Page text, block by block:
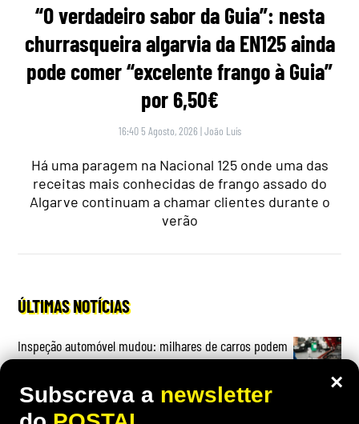
“O verdadeiro sabor da Guia”: nesta
churrasqueira algarvia da EN125 ainda
pode comer “excelente frango à Guia”
por 6,50€
16:40 5 Agosto, 2026 |João Luís
Há uma paragem na Nacional 125 onde uma das
receitas mais conhecidas de frango assado do
Algarve continuam a chamar clientes durante o
verão
ÚLTIMAS NOTÍCIAS
Inspeção automóvel mudou: milhares de carros podem
reprovar mesmo sem avarias visíveis
Jovem de 20 anos fica em prisão preventiva por tráfico
×
Subscreva a newsletter